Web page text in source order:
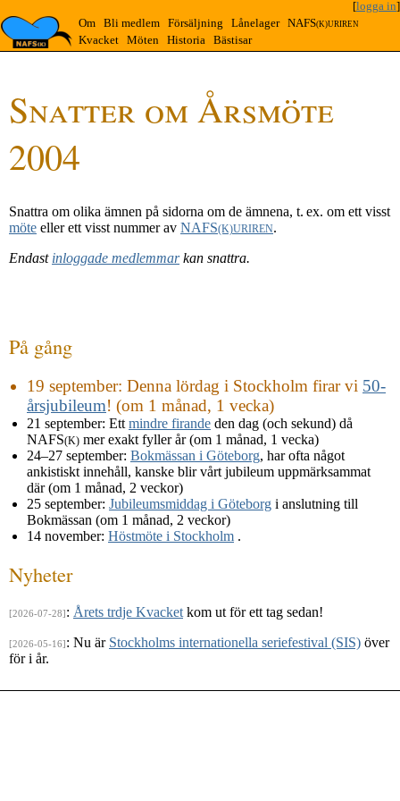
[logga in]
Om
Bli medlem Försäljning Lånelager NAFS(K)URIREN
Kvacket Möten Historia Bästisar
Snatter om Årsmöte
2004
Snattra om olika ämnen på sidorna om de ämnena, t. ex. om ett visst
möte eller ett visst nummer av NAFS(K)URIREN.
Endast inloggade medlemmarkan snattra.
På gång
19 september: Denna lördag i Stockholm firar vi 50-
årsjubileum! (om 1 månad, 1 vecka)
21 september: Ett mindre firande den dag (och sekund) då
NAFS(K) mer exakt fyller år (om 1 månad, 1 vecka)
24–27 september: Bokmässan i Göteborg, har ofta något
ankistiskt innehåll, kanske blir vårt jubileum uppmärksammat
där (om 1 månad, 2 veckor)
25 september: Jubileumsmiddag i Göteborg i anslutning till
Bokmässan (om 1 månad, 2 veckor)
14 november: Höstmöte i Stockholm .
Nyheter
[2026-07-28]: Årets trdje Kvacket kom ut för ett tag sedan!
[2026-05-16]: Nu är Stockholms internationella seriefestival (SIS) över
för i år.